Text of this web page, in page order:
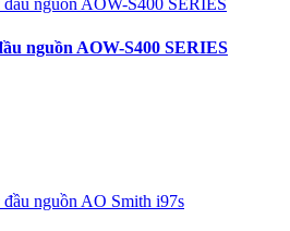
nguồn AOW-S400 SERIES